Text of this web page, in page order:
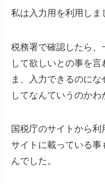
私は入力用を利用しま
税務署で確認したら、
して欲しいとの事を
ま、入力できるのに
してなんていうのかわ
国税庁のサイトから利
サイトに載っている
んでした。